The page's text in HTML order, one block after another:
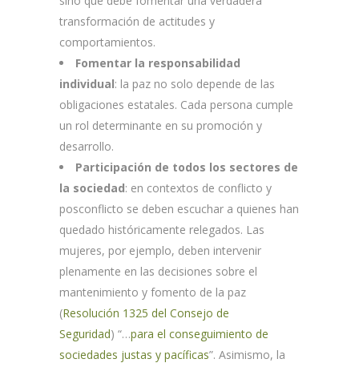
transformación de actitudes y
comportamientos.
Fomentar la responsabilidad
individual: la paz no solo depende de las
obligaciones estatales. Cada persona cumple
un rol determinante en su promoción y
desarrollo.
Participación de todos los sectores de
la sociedad: en contextos de conflicto y
posconflicto se deben escuchar a quienes han
quedado históricamente relegados. Las
mujeres, por ejemplo, deben intervenir
plenamente en las decisiones sobre el
mantenimiento y fomento de la paz
(Resolución 1325 del Consejo de
Seguridad) “…para el conseguimiento de
sociedades justas y pacíficas”. Asimismo, la